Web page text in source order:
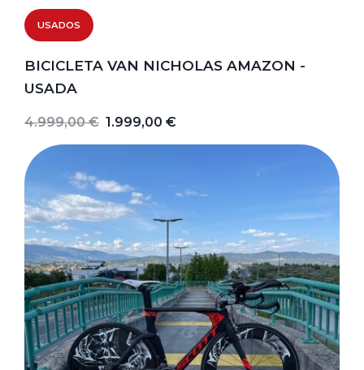
USADOS
BICICLETA VAN NICHOLAS AMAZON -
USADA
4.999,00 € 1.999,00 €